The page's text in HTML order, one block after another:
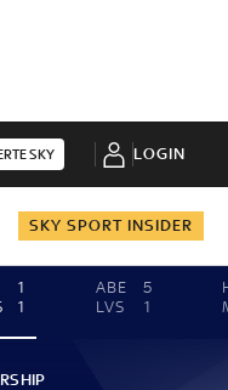
SKY LOGIN
SKY SPORT INSIDER
1
1
ABE
5
LVS
1